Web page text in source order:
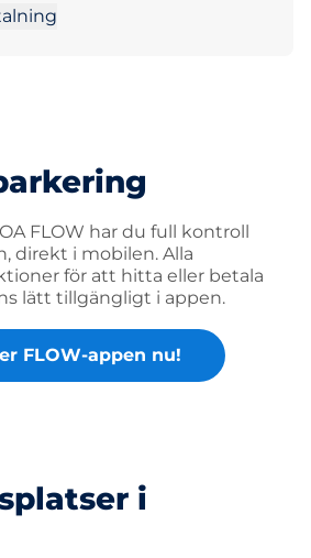
FLOW har du full kontroll
direkt i mobilen. Alla
för att hitta eller betala
lätt tillgängligt i appen.
FLOW-appen nu!
i